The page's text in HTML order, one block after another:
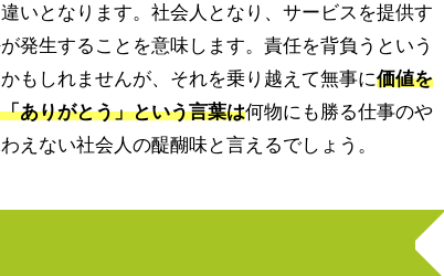
いとなります。社会人となり、サービスを提供す
発生することを意味します。責任を背負うという
もしれませんが、それを乗り越えて無事に価値を
ありがとう」という言葉は何物にも勝る仕事のや
えない社会人の醍醐味と言えるでしょう。